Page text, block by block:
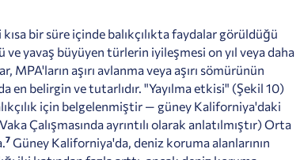
bir süre içinde balıkçılıkta faydalar görüldüğü
ve yavaş büyüyen türlerin iyileşmesi on yıl veya daha
MPA'ların aşırı avlanma veya aşırı sömürünün
en belirgin ve tutarlıdır. "Yayılma etkisi" (Şekil 10)
için belgelenmiştir — güney Kaliforniya'daki
Çalışmasında ayrıntılı olarak anlatılmıştır) Orta
7 Güney Kaliforniya'da, deniz koruma alanlarının